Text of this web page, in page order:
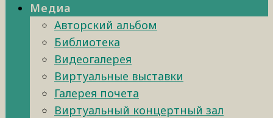
Медиа
Авторский альбом
Библиотека
Видеогалерея
Виртуальные выставки
Галерея почета
Виртуальный концертный зал